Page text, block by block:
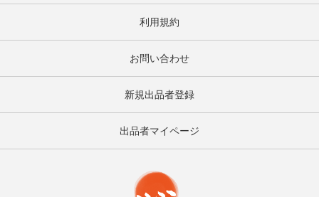
利用規約
お問い合わせ
新規出品者登録
出品者マイページ